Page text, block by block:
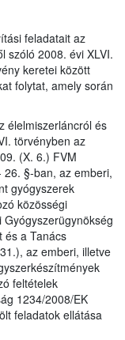
feladatait az
szóló 2008. évi XLVI.
keretei között
folytat, amely során
élelmiszerláncról és
törvényben az
(X. 6.) FVM
§-ban, az emberi,
gyógyszerek
közösségi
és a Tanács
az emberi, illetve
feltételek
1234/2008/EK
feladatok ellátása